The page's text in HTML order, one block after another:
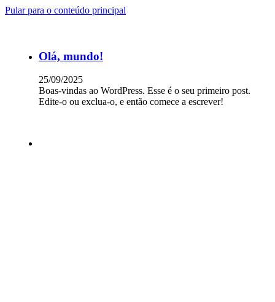
Pular para o conteúdo principal
Olá, mundo!
25/09/2025
Boas-vindas ao WordPress. Esse é o seu primeiro post.
Edite-o ou exclua-o, e então comece a escrever!